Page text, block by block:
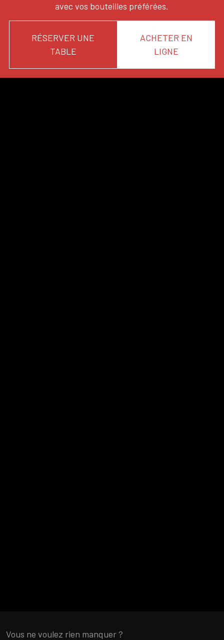
avec vos bouteilles préférées.
RÉSERVER UNE
TABLE
ACHETER EN
LIGNE
Vous ne voulez rien manquer ?